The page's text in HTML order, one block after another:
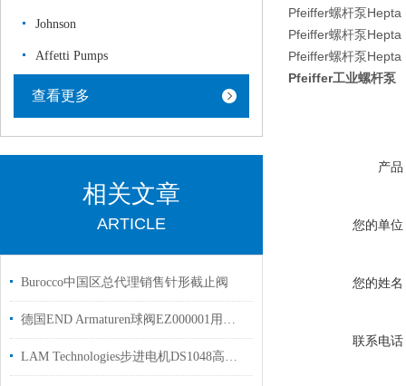
Johnson
Affetti Pumps
查看更多
相关文章
ARTICLE
Burocco中国区总代理销售针形截止阀
德国END Armaturen球阀EZ000001用于工业制造行业使用现货
LAM Technologies步进电机DS1048高档纸板加工塑料薄膜加工
Pfeiffer螺杆泵
Pfeiffer螺杆泵
Pfeiffer螺杆泵
Pfeiffer工业螺杆泵
产品
您的单位
您的姓名
联系电话